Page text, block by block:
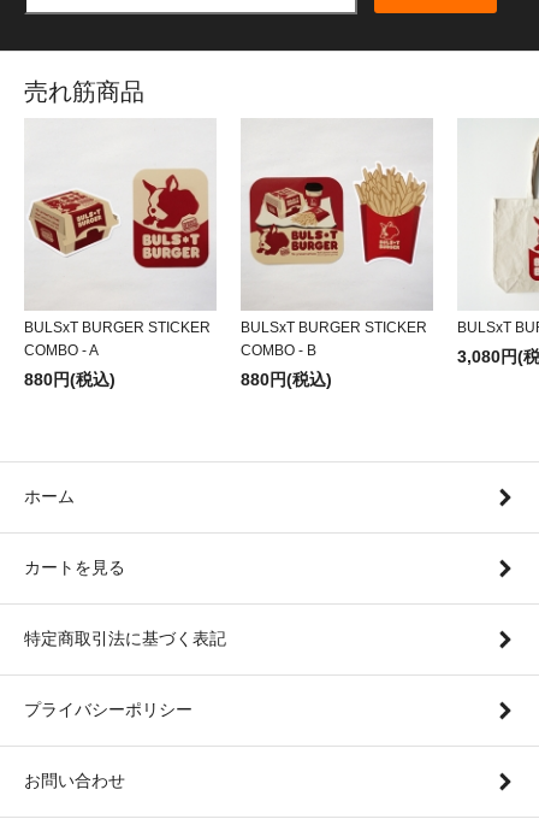
売れ筋商品
BULSxT BURGER STICKER
COMBO - A
880円(税込)
BULSxT BURGER STICKER
COMBO - B
880円(税込)
BULSxT
3,080円(
ホーム
カートを見る
特定商取引法に基づく表記
プライバシーポリシー
お問い合わせ